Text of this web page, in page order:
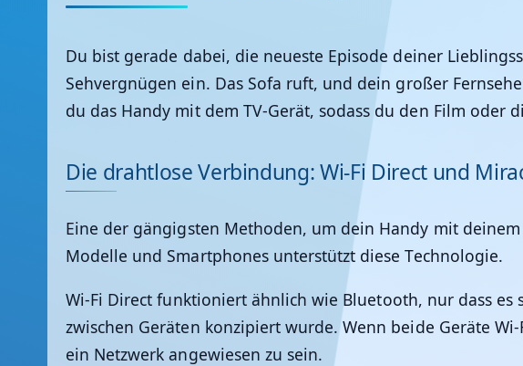
Du bist gerade dabei, die neueste Episode deiner
Sehvergnügen ein. Das Sofa ruft, und dein großer
du das Handy mit dem TV-Gerät, sodass du den Film
Die drahtlose Verbindung: Wi-Fi Direct und
Eine der gängigsten Methoden, um dein Handy mit
Modelle und Smartphones unterstützt diese Technologie.
Wi-Fi Direct funktioniert ähnlich wie Bluetooth, nur dass
zwischen Geräten konzipiert wurde. Wenn beide Geräte
ein Netzwerk angewiesen zu sein.